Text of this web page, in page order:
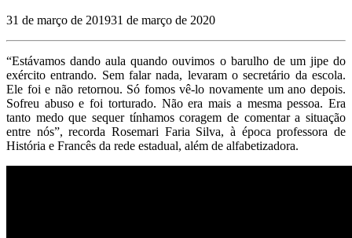
31 de março de 201931 de março de 2020
“Estávamos dando aula quando ouvimos o barulho de um jipe do
exército entrando. Sem falar nada, levaram o secretário da escola.
Ele foi e não retornou. Só fomos vê-lo novamente um ano depois.
Sofreu abuso e foi torturado. Não era mais a mesma pessoa. Era
tanto medo que sequer tínhamos coragem de comentar a situação
entre nós”, recorda Rosemari Faria Silva, à época professora de
História e Francês da rede estadual, além de alfabetizadora.